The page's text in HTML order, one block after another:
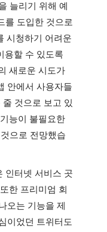
늘리기 위해 예
를 도입한 것으로
시청하기 어려운
용할 수 있도록
새로운 시도가
안에서 사용자들
것으로 보고 있
능이 불필요한
으로 전망했습
인터넷 서비스 곳
한 프리미엄 회
오는 기능을 제
이었던 트위터도